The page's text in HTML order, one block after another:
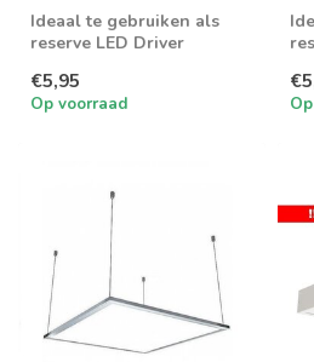
Ideaal te gebruiken als
reserve LED Driver
€5,95
Op voorraad